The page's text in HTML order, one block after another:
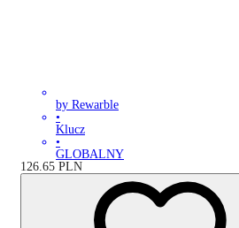
by Rewarble
•
Klucz
•
GLOBALNY
126.65 PLN